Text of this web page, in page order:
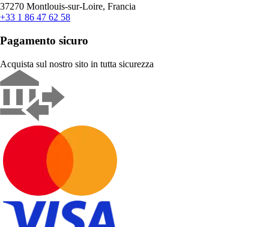
37270 Montlouis-sur-Loire, Francia
+33 1 86 47 62 58
Pagamento sicuro
Acquista sul nostro sito in tutta sicurezza